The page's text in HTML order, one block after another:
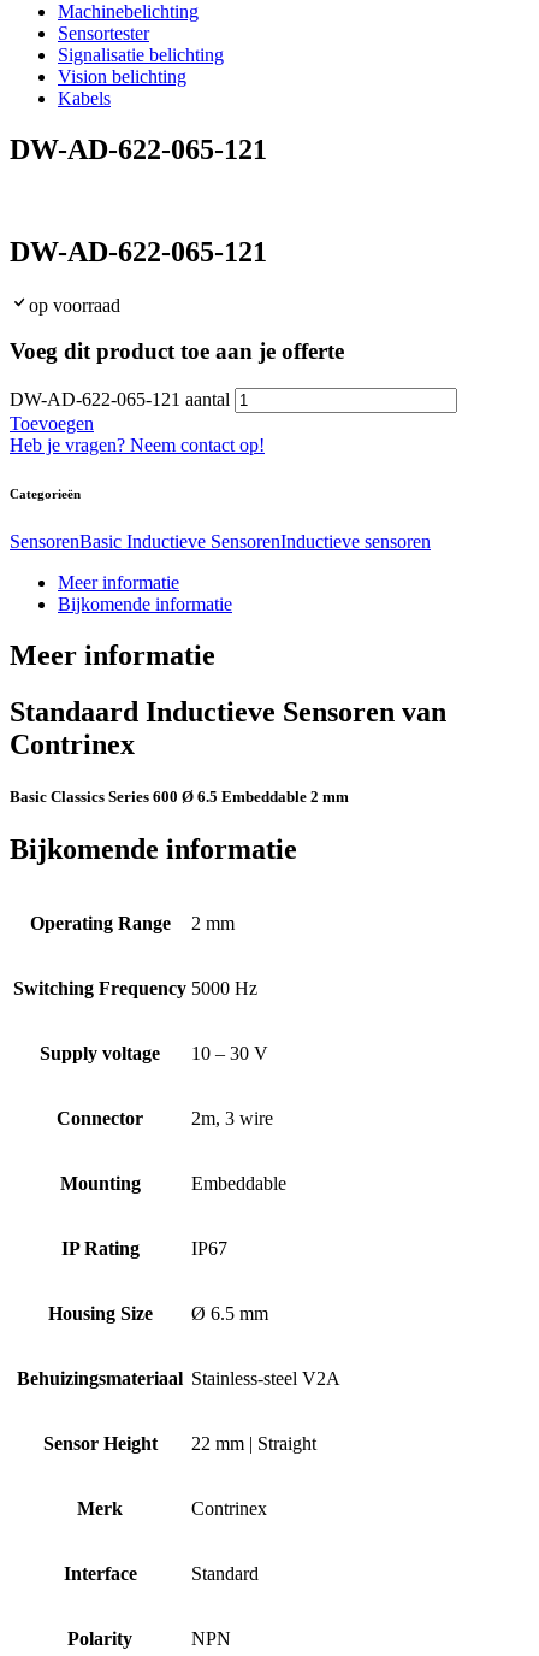
Machinebelichting
Sensortester
Signalisatie belichting
Vision belichting
Kabels
DW-AD-622-065-121
DW-AD-622-065-121
op voorraad
Voeg dit product toe aan je offerte
DW-AD-622-065-121 aantal
Toevoegen
Heb je vragen? Neem contact op!
Categorieën
SensorenBasic Inductieve SensorenInductieve sensoren
Meer informatie
Bijkomende informatie
Meer informatie
Standaard Inductieve Sensoren van
Contrinex
Basic Classics Series 600 Ø 6.5 Embeddable 2 mm
Bijkomende informatie
Operating Range 2 mm
Switching Frequency 5000 Hz
Supply voltage 10 – 30 V
Connector 2m, 3 wire
Mounting Embeddable
IP Rating IP67
Housing Size Ø 6.5 mm
Behuizingsmateriaal Stainless-steel V2A
Sensor Height 22 mm | Straight
Merk Contrinex
Interface Standard
Polarity NPN